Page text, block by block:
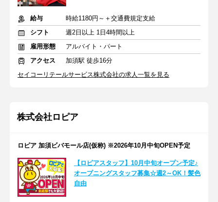
給与
時給1180円～＋交通費規定支給
シフト
週2日以上 1日4時間以上
雇用形態
アルバイト・パート
アクセス
加須駅 徒歩16分
セイコーリテールサービス株式会社の求人一覧を見る
株式会社ロピア
ロピア 加須ビバモール店(仮称) ※2026年10月中旬OPEN予定
【ロピアスタッフ】10月中旬オープン予定♪
オープニングスタッフ募集☆週2～OK！髪色
自由